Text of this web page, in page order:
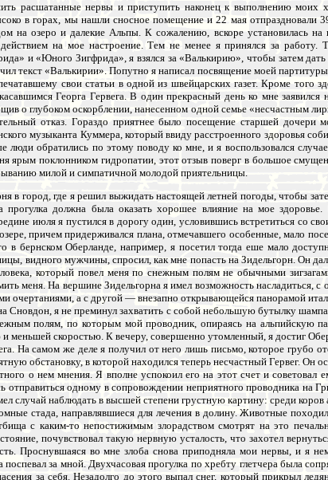
расшатанные нервы и приступить наконец к выполнению моих
в горах, мы нашли сносное помещение и 22 мая отпраздновали
на озеро и далекие Альпы. К сожалению, вскоре установилась на
на мое настроение. Тем не менее я принялся за работу.
и «Юного Зигфрида», я взялся за «Валькирию», чтобы затем дать
текст «Валькирии». Попутно я написал посвящение моей
свои статьи в одной из швейцарских газет. Кроме того
Георга Гервега. В один прекрасный день ко мне заявился
о глубоком оскорблении, нанесенном одной семье «несчастным
отказ. Гораздо приятнее было посещение старшей дочери
музыканта Куммера, который ввиду расстроенного здоровья
обратились по этому поводу ко мне, и я воспользовался
поклонником гидропатии, этот отзыв поверг в большое
милой и симпатичной молодой приятельницы.
в город, где я решил выжидать настоящей летней погоды, чтобы
должна была оказать хорошее влияние на мое здоровье.
июля я пустился в дорогу один, условившись встретиться со
причем придерживался плана, отмечавшего особенные, мало
в бернском Оберланде, например, я посетил тогда еше мало
видного мужчины, спросил, как мне попасть на Зидельгорн. Он
который повел меня по снежным полям не обычными
меня. На вершине Зидельгорна я имел возможность насладиться, с
а с другой — внезапно открывающейся панорамой
я не преминул захватить с собой небольшую бутылку
полям, по которым мой проводник, опираясь на альпийскую
скоростью. К вечеру, совершенно утомленный, я достиг
На самом же деле я получил от него лишь письмо, которое грубо
обстановку, в которой находился теперь несчастный Гервег. Он
о нем мнения. Я вполне успокоил его на этот счет и советовал
одному в сопровождении неприятного проводника на
наблюдать в высшей степени грустную картину: среди коров
стада, направлявшиеся для лечения в долину. Животные
с каким-то непостижимым злорадством смотрят на это
почувствовал такую нервную усталость, что захотел
Проснувшаяся во мне злоба снова приподняла мои нервы, и я
за мной. Двухчасовая прогулка по хребту глетчера была
за себя. Незадолго до этого выпал снег, который прикрыл